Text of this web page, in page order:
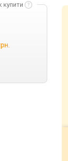
купити